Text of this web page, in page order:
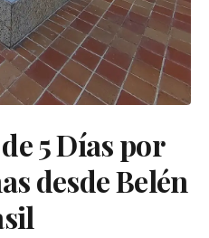
5 Días por
desde Belén